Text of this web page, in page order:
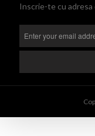
Inscrie-te cu adresa